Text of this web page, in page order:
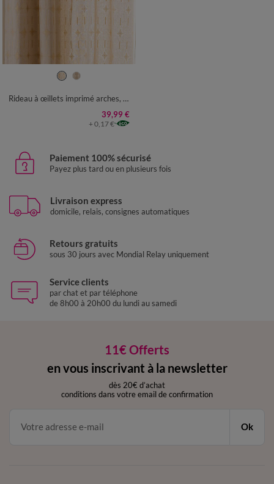
Rideau à œillets imprimé arches, détails métallisés
39,99 €
+ 0,17 €
Paiement 100% sécurisé
Payez plus tard ou en plusieurs fois
Livraison express
domicile, relais, consignes automatiques
Retours gratuits
sous 30 jours avec Mondial Relay uniquement
Service clients
par chat et par téléphone
de 8h00 à 20h00 du lundi au samedi
11€ Offerts
en vous inscrivant à la newsletter
dès 20€ d’achat
conditions dans votre email de confirmation
Ok